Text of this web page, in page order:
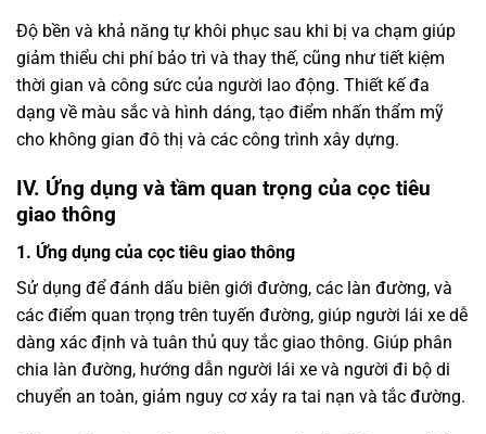
Độ bền và khả năng tự khôi phục sau khi bị va chạm giúp
giảm thiểu chi phí bảo trì và thay thế, cũng như tiết kiệm
thời gian và công sức của người lao động. Thiết kế đa
dạng về màu sắc và hình dáng, tạo điểm nhấn thẩm mỹ
cho không gian đô thị và các công trình xây dựng.
IV. Ứng dụng và tầm quan trọng của cọc tiêu
giao thông
1. Ứng dụng của cọc tiêu giao thông
Sử dụng để đánh dấu biên giới đường, các làn đường, và
các điểm quan trọng trên tuyến đường, giúp người lái xe dễ
dàng xác định và tuân thủ quy tắc giao thông. Giúp phân
chia làn đường, hướng dẫn người lái xe và người đi bộ di
chuyển an toàn, giảm nguy cơ xảy ra tai nạn và tắc đường.